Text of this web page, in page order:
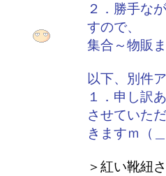
２．勝手な
すので、
集合～物販
以下、別件
１．申し訳
させていただ
きますｍ（
＞紅い靴紐